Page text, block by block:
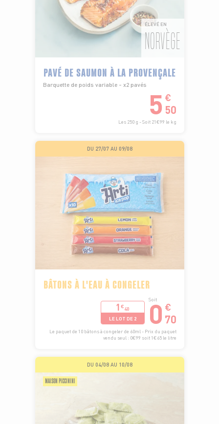
ÉLEVÉ EN
NORVÈGE
PAVÉ DE SAUMON À LA PROVENÇALE
Barquette de poids variable - x2 pavés
5 €
50
Les 250 g - Soit 21€99 le kg
DU 27/07 AU 09/08
BÂTONS À L'EAU À CONGELER
1€40
LE LOT DE 2
Soit
0 €
70
Le paquet de 10 bâtons à congeler de 60ml - Prix du paquet
vendu seul : 0€99 soit 1€65 le litre
DU 04/08 AU 10/08
MAISON PICCININI